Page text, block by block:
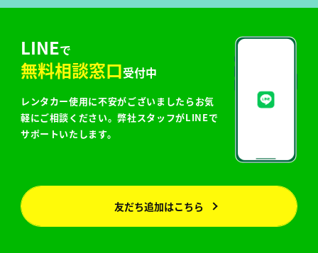
LINEで
無料相談窓口受付中
レンタカー使用に不安がございましたらお気
軽にご相談ください。弊社スタッフがLINEで
サポートいたします。
友だち追加はこちら